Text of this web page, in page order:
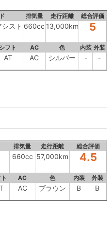
排気量 走行距離 総合評価
スト 660cc 13,000km 5
シフト AC 色 内装 外装
AT AC シルバー - -
排気量 走行距離 総合評価
660cc 57,000km 4.5
AC 色 内装 外装
AC ブラウン B B